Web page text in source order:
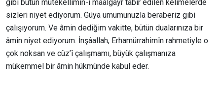
gibi bütün mütekellimîn-i maalgayr tabir edilen kelimelerde
sizleri niyet ediyorum. Güya umumunuzla beraberiz gibi
çalışıyorum. Ve âmin dediğim vakitte, bütün dualarınıza bir
âmin niyet ediyorum. İnşâallah, Erhamürrahimîn rahmetiyle o
çok noksan ve cüz’î çalışmamı, büyük çalışmanıza
mükemmel bir âmin hükmünde kabul eder.